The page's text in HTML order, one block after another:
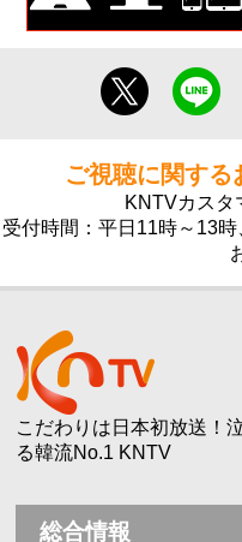
ご視聴に関する
KNTVカス
受付時間：平日11時～13
こだわりは日本初放送！
る韓流No.1 KNTV
総合情報